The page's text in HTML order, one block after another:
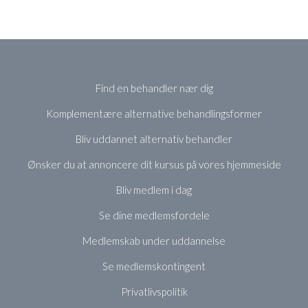
Find en behandler nær dig
Komplementære alternative behandlingsformer
Bliv uddannet alternativ behandler
Ønsker du at annoncere dit kursus på vores hjemmeside
Bliv medlem i dag
Se dine medlemsfordele
Medlemskab under uddannelse
Se medlemskontingent
Privatlivspolitik